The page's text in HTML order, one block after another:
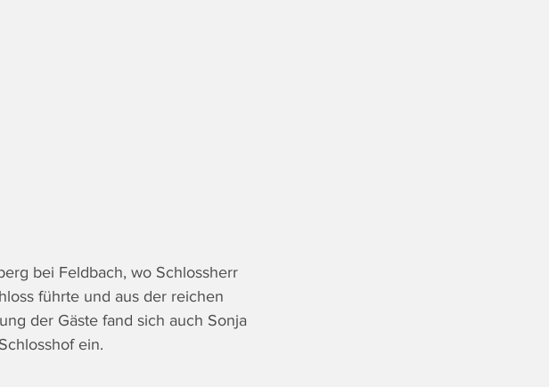
bei Feldbach, wo Schlossherr
führte und aus der reichen
der Gäste fand sich auch Sonja
ein.